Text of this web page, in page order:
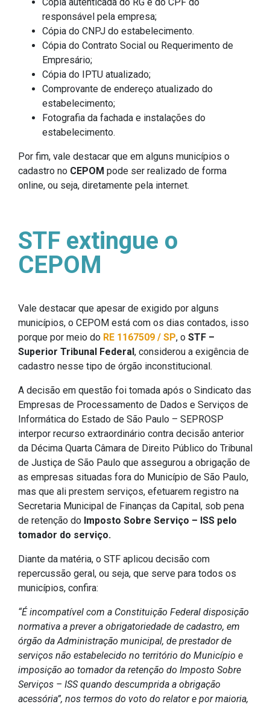
responsável pela empresa;
Cópia do CNPJ do estabelecimento.
Cópia do Contrato Social ou Requerimento de
Empresário;
Cópia do IPTU atualizado;
Comprovante de endereço atualizado do
estabelecimento;
Fotografia da fachada e instalações do
estabelecimento.
Por fim, vale destacar que em alguns municípios o
cadastro no CEPOM pode ser realizado de forma
online, ou seja, diretamente pela internet.
STF extingue o
CEPOM
Vale destacar que apesar de exigido por alguns
municípios, o CEPOM está com os dias contados, isso
porque por meio do RE 1167509 / SP, o STF –
Superior Tribunal Federal, considerou a exigência de
cadastro nesse tipo de órgão inconstitucional.
A decisão em questão foi tomada após o Sindicato das
Empresas de Processamento de Dados e Serviços de
Informática do Estado de São Paulo – SEPROSP
interpor recurso extraordinário contra decisão anterior
da Décima Quarta Câmara de Direito Público do Tribunal
de Justiça de São Paulo que assegurou a obrigação de
as empresas situadas fora do Município de São Paulo,
mas que ali prestem serviços, efetuarem registro na
Secretaria Municipal de Finanças da Capital, sob pena
de retenção do Imposto Sobre Serviço – ISS pelo
tomador do serviço.
Diante da matéria, o STF aplicou decisão com
repercussão geral, ou seja, que serve para todos os
municípios, confira:
“É incompatível com a Constituição Federal disposição
normativa a prever a obrigatoriedade de cadastro, em
órgão da Administração municipal, de prestador de
serviços não estabelecido no território do Município e
imposição ao tomador da retenção do Imposto Sobre
Serviços – ISS quando descumprida a obrigação
acessória”, nos termos do voto do relator e por maioria,